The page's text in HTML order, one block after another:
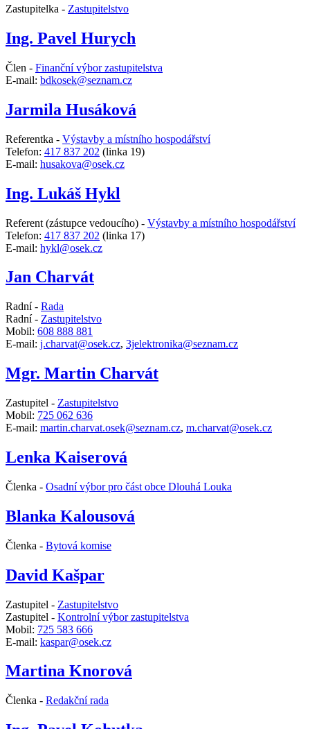
Zastupitelka - Zastupitelstvo
Ing. Pavel Hurych
Člen - Finanční výbor zastupitelstva
E-mail: bdkosek@seznam.cz
Jarmila Husáková
Referentka - Výstavby a místního hospodářství
Telefon: 417 837 202 (linka 19)
E-mail: husakova@osek.cz
Ing. Lukáš Hykl
Referent (zástupce vedoucího) - Výstavby a místního hospodářství
Telefon: 417 837 202 (linka 17)
E-mail: hykl@osek.cz
Jan Charvát
Radní - Rada
Radní - Zastupitelstvo
Mobil: 608 888 881
E-mail: j.charvat@osek.cz, 3jelektronika@seznam.cz
Mgr. Martin Charvát
Zastupitel - Zastupitelstvo
Mobil: 725 062 636
E-mail: martin.charvat.osek@seznam.cz, m.charvat@osek.cz
Lenka Kaiserová
Členka - Osadní výbor pro část obce Dlouhá Louka
Blanka Kalousová
Členka - Bytová komise
David Kašpar
Zastupitel - Zastupitelstvo
Zastupitel - Kontrolní výbor zastupitelstva
Mobil: 725 583 666
E-mail: kaspar@osek.cz
Martina Knorová
Členka - Redakční rada